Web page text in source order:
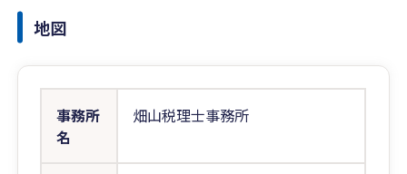
地図
事務所
名
畑山税理士事務所